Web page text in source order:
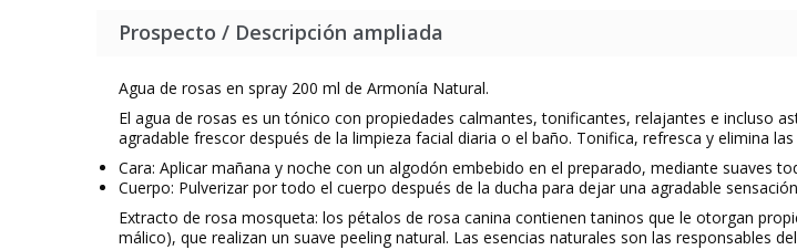
Prospecto / Descripción ampliada
Agua de rosas en spray 200 ml de Armonía Natural.
El agua de rosas es un tónico con propiedades calmantes, tonificantes, relajantes e incluso
agradable frescor después de la limpieza facial diaria o el baño. Tonifica, refresca y elimina
Cara: Aplicar mañana y noche con un algodón embebido en el preparado, mediante suaves
Cuerpo: Pulverizar por todo el cuerpo después de la ducha para dejar una agradable
Extracto de rosa mosqueta: los pétalos de rosa canina contienen taninos que le otorgan
málico), que realizan un suave peeling natural. Las esencias naturales son las responsables